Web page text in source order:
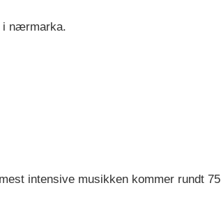
i nærmarka.
intensive musikken kommer rundt 75